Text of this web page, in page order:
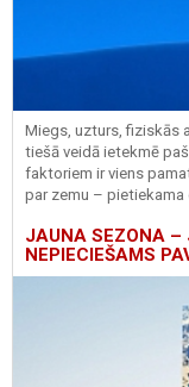
Miegs, uzturs, fiziskās
tiešā veidā ietekmē
faktoriem ir viens
par zemu – pietiekama
JAUNA SEZONA –
NEPIECIEŠAMS